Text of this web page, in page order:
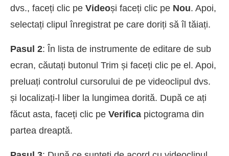
dvs., faceți clic pe Videoși faceți clic pe Nou. Apoi,
selectați clipul înregistrat pe care doriți să îl tăiați.
Pasul 2: În lista de instrumente de editare de sub
ecran, căutați butonul Trim și faceți clic pe el. Apoi,
preluați controlul cursorului de pe videoclipul dvs.
și localizați-l liber la lungimea dorită. După ce ați
făcut asta, faceți clic pe Verifica pictograma din
partea dreaptă.